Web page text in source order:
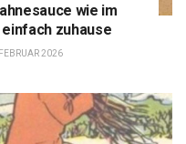
wie im
zuhause
2026